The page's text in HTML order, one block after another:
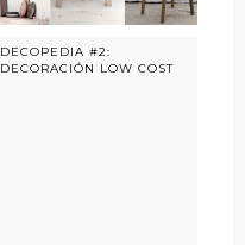
DECOPEDIA #2:
DECORACIÓN LOW COST